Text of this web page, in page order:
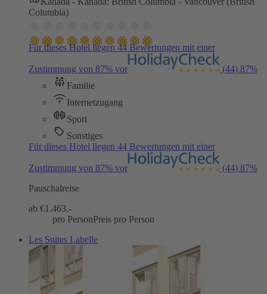
Columbia)
Für dieses Hotel liegen 44 Bewertungen mit einer
Zustimmung von 87% vor (44) 87%
Familie
Internetzugang
Sport
Sonstiges
Für dieses Hotel liegen 44 Bewertungen mit einer
Zustimmung von 87% vor (44) 87%
Pauschalreise
ab €1.463,-
pro PersonPreis pro Person
Les Suites Labelle